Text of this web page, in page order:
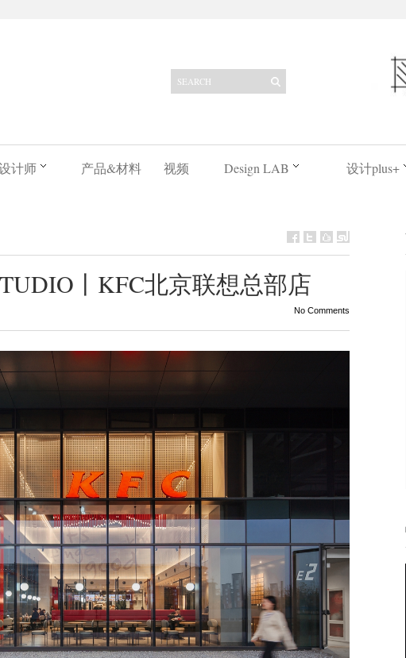
计师 产品&材料 视频 Design LAB 设计plus+
丨KFC北京联想总部店
No Comments